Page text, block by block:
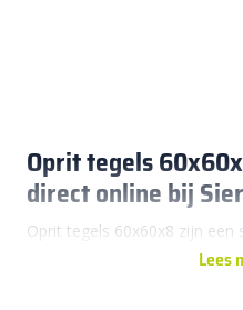
Oprit tegels
direct online bij
Oprit tegels 60x60x8 zijn een
stevige basis wilt aanleggen
Lees